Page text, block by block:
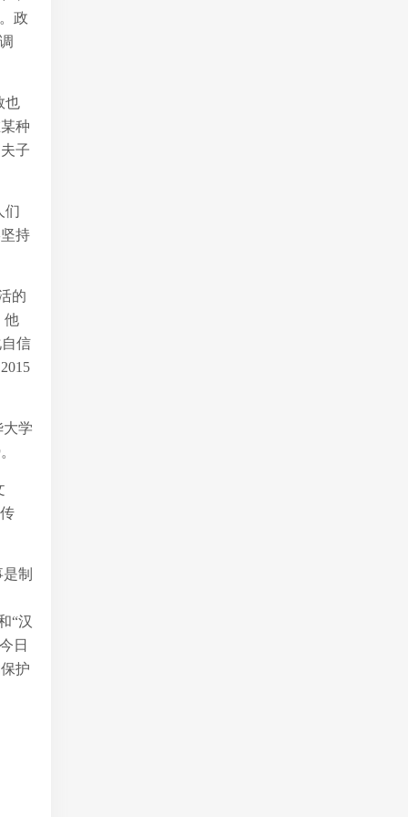
政
也
种
子
们
持
的
他
信
大学
制
“汉
日
护